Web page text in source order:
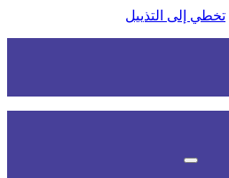
تخطي إلى التذييل